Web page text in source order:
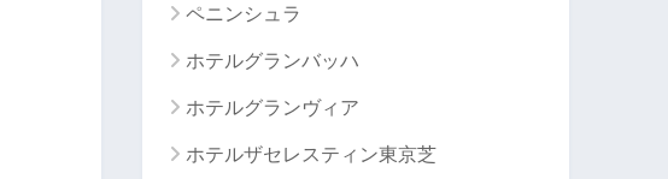
ペニンシュラ
ホテルグランバッハ
ホテルグランヴィア
ホテルザセレスティン東京芝